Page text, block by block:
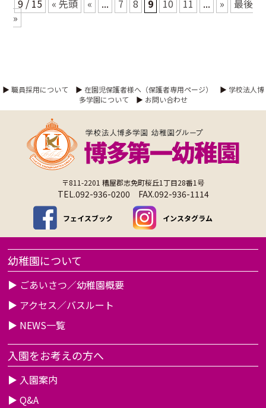
9 / 15 « 先頭 « ... 7 8 9 10 11 ... »
最後
»
▶ 職員採用について ▶ 在園児保護者様へ（保護者専用ページ） ▶ 学校法人博
多学園について ▶ お問い合わせ
〒811-2201 糟屋郡志免町桜丘1丁目28番1号
TEL.092-936-0200 FAX.092-936-1114
フェイスブック インスタグラム
幼稚園について
▶ ごあいさつ／幼稚園概要
▶ アクセス／バスルート
▶ NEWS一覧
入園をお考えの方へ
▶ 入園案内
▶Q&A